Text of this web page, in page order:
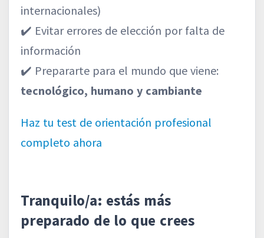
internacionales)
✔️ Evitar errores de elección por falta de
información
✔️ Prepararte para el mundo que viene:
tecnológico, humano y cambiante
Haz tu test de orientación profesional
completo ahora
Tranquilo/a: estás más
preparado de lo que crees